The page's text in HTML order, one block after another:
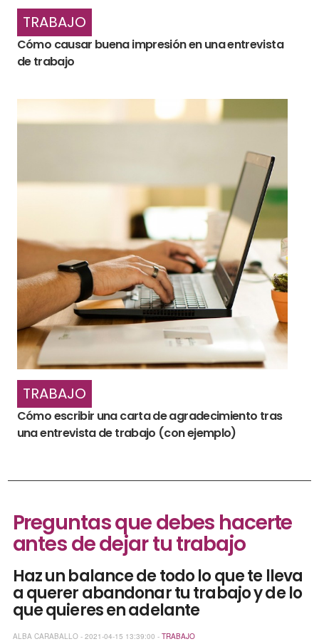
TRABAJO
Cómo causar buena impresión en una entrevista
de trabajo
TRABAJO
Cómo escribir una carta de agradecimiento tras
una entrevista de trabajo (con ejemplo)
Preguntas que debes hacerte
antes de dejar tu trabajo
Haz un balance de todo lo que te lleva
a querer abandonar tu trabajo y de lo
que quieres en adelante
ALBA CARABALLO - 2021-04-15 13:39:00 - TRABAJO